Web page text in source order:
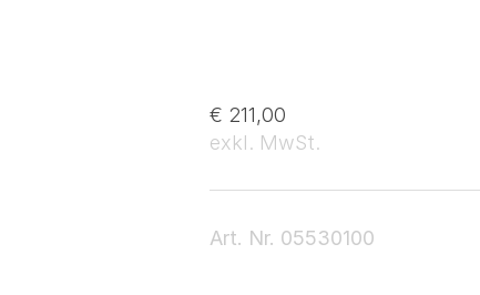
€ 211,00
exkl. MwSt.
Art. Nr. 05530100